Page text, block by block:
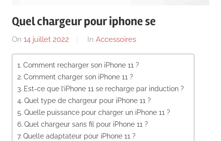
News
Quel chargeur pour iphone se
On 14 juillet 2022 By
In Accessoires
Comment recharger son iPhone 11 ?
Comment charger son iPhone 11 ?
Est-ce que l’iPhone 11 se recharge par induction ?
Quel type de chargeur pour iPhone 11 ?
Quelle puissance pour charger un iPhone 11 ?
Quel chargeur sans fil pour iPhone 11 ?
Quelle adaptateur pour iPhone 11 ?